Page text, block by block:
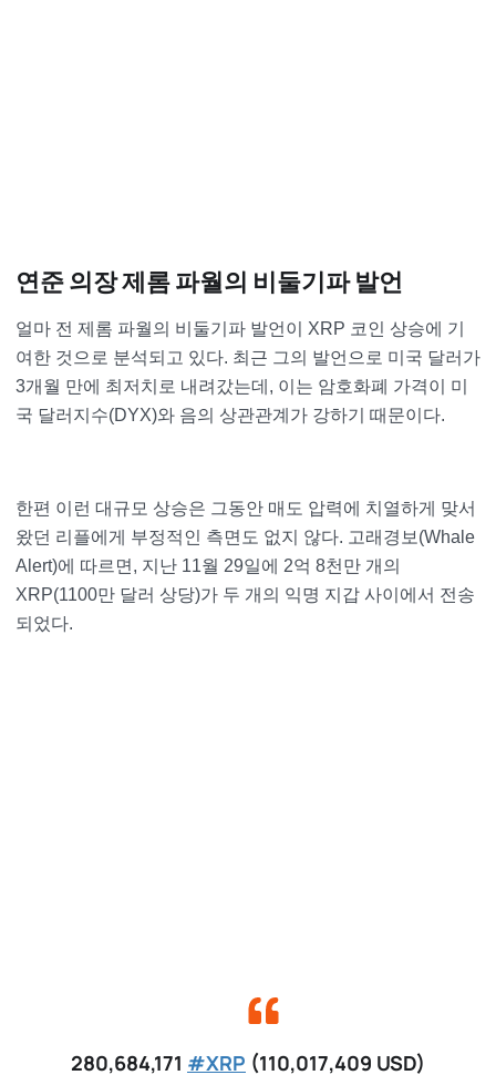
연준 의장 제롬 파월의 비둘기파 발언
얼마 전 제롬 파월의 비둘기파 발언이 XRP 코인 상승에 기
여한 것으로 분석되고 있다. 최근 그의 발언으로 미국 달러가
3개월 만에 최저치로 내려갔는데, 이는 암호화폐 가격이 미
국 달러지수(DYX)와 음의 상관관계가 강하기 때문이다.
한편 이런 대규모 상승은 그동안 매도 압력에 치열하게 맞서
왔던 리플에게 부정적인 측면도 없지 않다. 고래경보(Whale
Alert)에 따르면, 지난 11월 29일에 2억 8천만 개의
XRP(1100만 달러 상당)가 두 개의 익명 지갑 사이에서 전송
되었다.
280,684,171 #XRP (110,017,409 USD)